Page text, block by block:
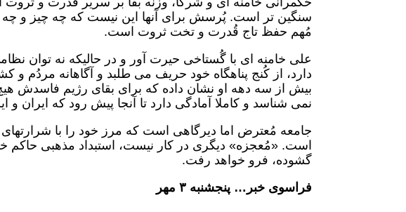
سنگین تر است. پُرسش برای آنها این نیست که چه چیز و
مُهم حفظ تاج قُدرت و تخت ثروت است.
علی خامنه ای با گُستاخی حیرت آور و در حالیکه نه توان
دارد، از کُنج پناهگاه خود حریف می طلبد و آگاهانه مردُم و
بیش از سه دهه او نشان داده که برای بقای رژیم فاسدش
نمی شناسد و کاملا آمادگی دارد تا آنجا پیش رود که ایران و
جامعه مُعترض اما دیرگاهی است که مرز خود را با
است. «مُعجزه» دیگری در کار نیست، استبداد مذهبی حاکم
گشوده، فرو خواهد رفت.
فراسوی خبر… پنجشنبه ۳ مهر